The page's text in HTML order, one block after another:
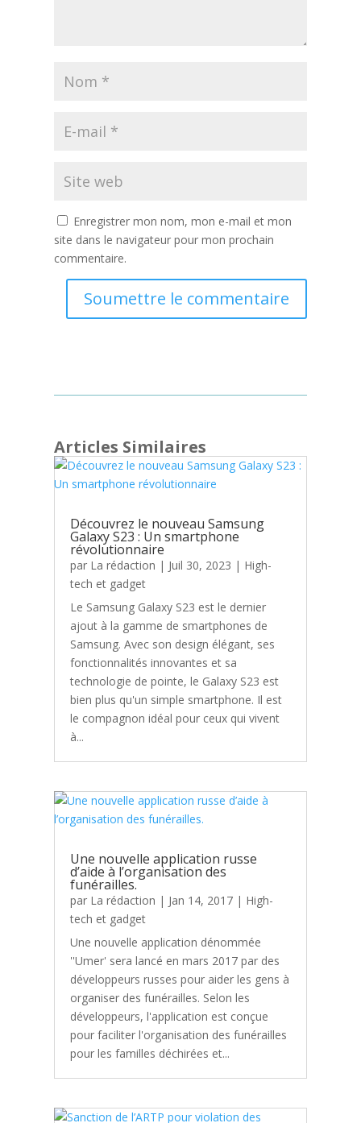
Enregistrer mon nom, mon e-mail et mon
site dans le navigateur pour mon prochain
commentaire.
Soumettre le commentaire
Articles Similaires
Découvrez le nouveau Samsung
Galaxy S23 : Un smartphone
révolutionnaire
par La rédaction | Juil 30, 2023 | High-
tech et gadget
Le Samsung Galaxy S23 est le dernier
ajout à la gamme de smartphones de
Samsung. Avec son design élégant, ses
fonctionnalités innovantes et sa
technologie de pointe, le Galaxy S23 est
bien plus qu'un simple smartphone. Il est
le compagnon idéal pour ceux qui vivent
à...
Une nouvelle application russe
d’aide à l’organisation des
funérailles.
par La rédaction | Jan 14, 2017 | High-
tech et gadget
Une nouvelle application dénommée
''Umer' sera lancé en mars 2017 par des
développeurs russes pour aider les gens à
organiser des funérailles. Selon les
développeurs, l'application est conçue
pour faciliter l'organisation des funérailles
pour les familles déchirées et...